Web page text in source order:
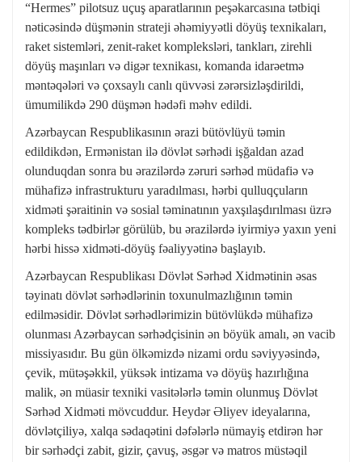
“Hermes” pilotsuz uçuş aparatlarının peşəkarcasına tətbiqi
nəticəsində düşmənin strateji əhəmiyyətli döyüş texnikaları,
raket sistemləri, zenit-raket kompleksləri, tankları, zirehli
döyüş maşınları və digər texnikası, komanda idarəetmə
məntəqələri və çoxsaylı canlı qüvvəsi zərərsizləşdirildi,
ümumilikdə 290 düşmən hədəfi məhv edildi.
Azərbaycan Respublikasının ərazi bütövlüyü təmin
edildikdən, Ermənistan ilə dövlət sərhədi işğaldan azad
olunduqdan sonra bu ərazilərdə zəruri sərhəd müdafiə və
mühafizə infrastrukturu yaradılması, hərbi qulluqçuların
xidməti şəraitinin və sosial təminatının yaxşılaşdırılması üzrə
kompleks tədbirlər görülüb, bu ərazilərdə iyirmiyə yaxın yeni
hərbi hissə xidməti-döyüş fəaliyyətinə başlayıb.
Azərbaycan Respublikası Dövlət Sərhəd Xidmətinin əsas
təyinatı dövlət sərhədlərinin toxunulmazlığının təmin
edilməsidir. Dövlət sərhədlərimizin bütövlükdə mühafizə
olunması Azərbaycan sərhədçisinin ən böyük amalı, ən vacib
missiyasıdır. Bu gün ölkəmizdə nizami ordu səviyyəsində,
çevik, mütəşəkkil, yüksək intizama və döyüş hazırlığına
malik, ən müasir texniki vasitələrlə təmin olunmuş Dövlət
Sərhəd Xidməti mövcuddur. Heydər Əliyev ideyalarına,
dövlətçiliyə, xalqa sədaqətini dəfələrlə nümayiş etdirən hər
bir sərhədçi zabit, gizir, çavuş, əsgər və matros müstəqil